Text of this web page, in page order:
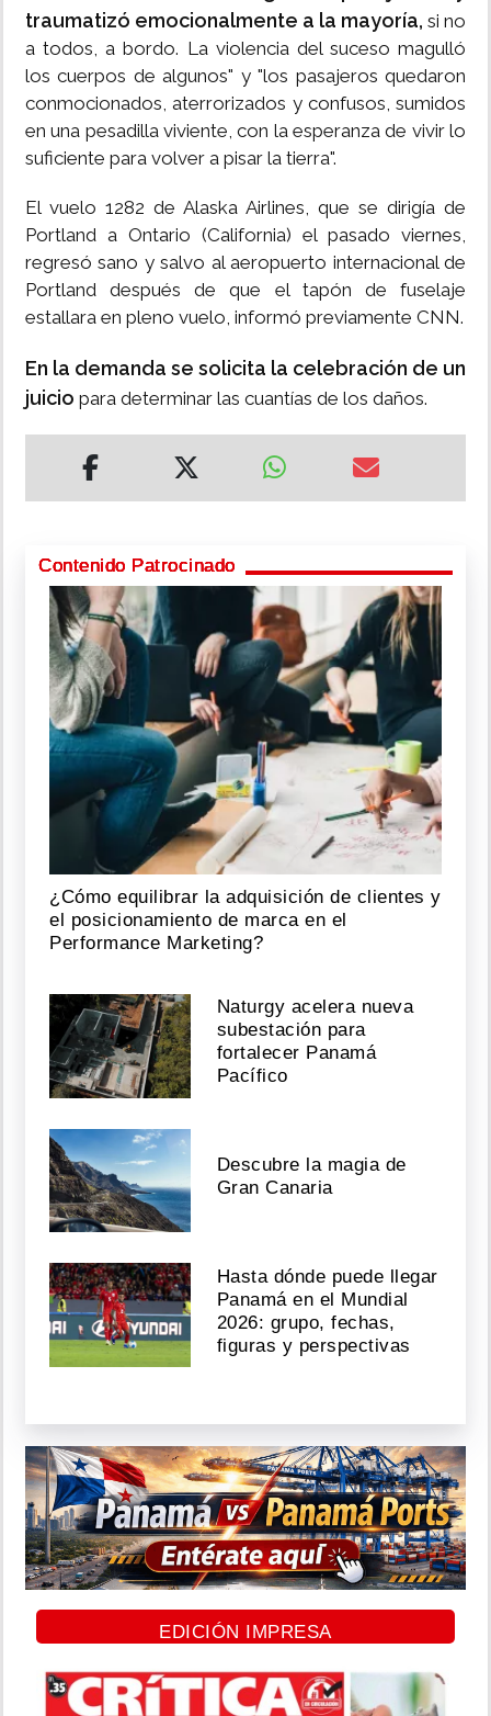
traumatizó emocionalmente a la mayoría, si no
a todos, a bordo. La violencia del suceso magulló
los cuerpos de algunos" y "los pasajeros quedaron
conmocionados, aterrorizados y confusos, sumidos
en una pesadilla viviente, con la esperanza de vivir lo
suficiente para volver a pisar la tierra".
El vuelo 1282 de Alaska Airlines, que se dirigía de
Portland a Ontario (California) el pasado viernes,
regresó sano y salvo al aeropuerto internacional de
Portland después de que el tapón de fuselaje
estallara en pleno vuelo, informó previamente CNN.
En la demanda se solicita la celebración de un
juicio para determinar las cuantías de los daños.
Contenido Patrocinado
¿Cómo equilibrar la adquisición de clientes y
el posicionamiento de marca en el
Performance Marketing?
Naturgy acelera nueva
subestación para
fortalecer Panamá
Pacífico
Descubre la magia de
Gran Canaria
Hasta dónde puede llegar
Panamá en el Mundial
2026: grupo, fechas,
figuras y perspectivas
EDICIÓN IMPRESA